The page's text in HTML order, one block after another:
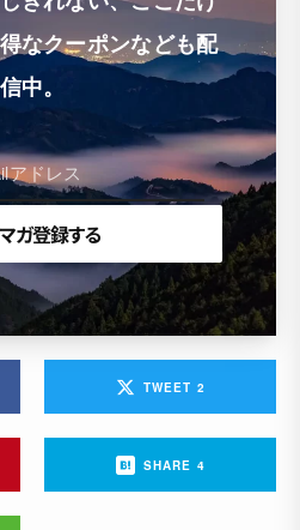
なクーポンなども配
信中。
TWEET 2
SHARE 4